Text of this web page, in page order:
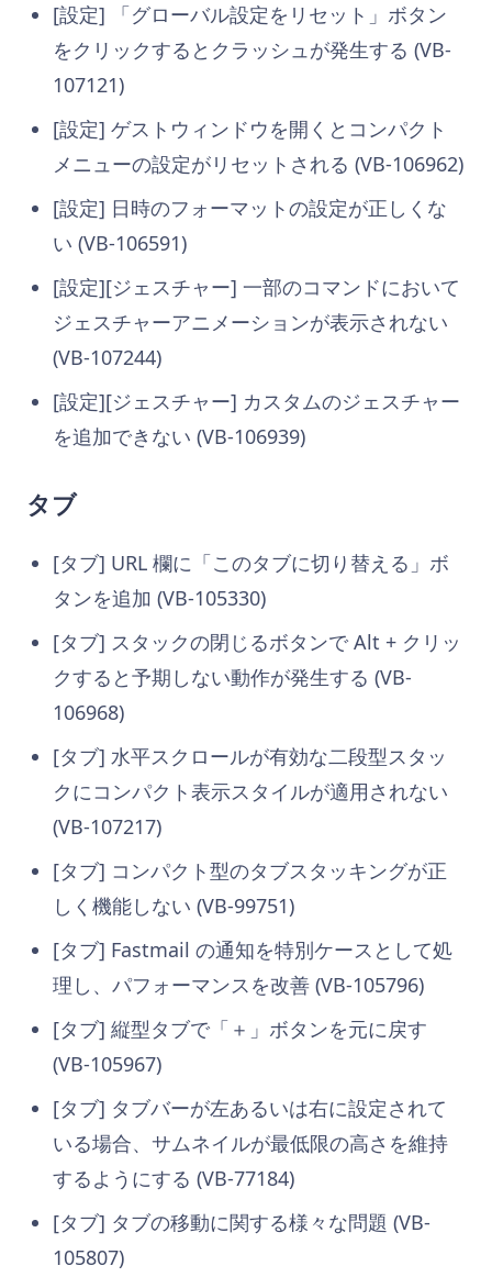
[設定] 「グローバル設定をリセット」ボタン
をクリックするとクラッシュが発生する (VB-
107121)
[設定] ゲストウィンドウを開くとコンパクト
メニューの設定がリセットされる (VB-106962)
[設定] 日時のフォーマットの設定が正しくな
い (VB-106591)
[設定][ジェスチャー] 一部のコマンドにおいて
ジェスチャーアニメーションが表示されない
(VB-107244)
[設定][ジェスチャー] カスタムのジェスチャー
を追加できない (VB-106939)
タブ
[タブ] URL 欄に「このタブに切り替える」ボ
タンを追加 (VB-105330)
[タブ] スタックの閉じるボタンで Alt + クリッ
クすると予期しない動作が発生する (VB-
106968)
[タブ] 水平スクロールが有効な二段型スタッ
クにコンパクト表示スタイルが適用されない
(VB-107217)
[タブ] コンパクト型のタブスタッキングが正
しく機能しない (VB-99751)
[タブ] Fastmail の通知を特別ケースとして処
理し、パフォーマンスを改善 (VB-105796)
[タブ] 縦型タブで「＋」ボタンを元に戻す
(VB-105967)
[タブ] タブバーが左あるいは右に設定されて
いる場合、サムネイルが最低限の高さを維持
するようにする (VB-77184)
[タブ] タブの移動に関する様々な問題 (VB-
105807)